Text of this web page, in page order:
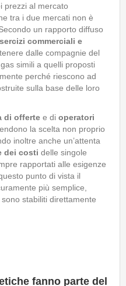
prezzi al mercato
tra i due mercati non è
un rapporto diffuso
commerciali e
dalle compagnie del
simili a quelli proposti
perché riescono ad
sulla base delle loro
di offerte e di operatori
la scelta non proprio
inoltre anche un’attenta
dei costi delle singole
rapportati alle esigenze
punto di vista il
più semplice,
stabiliti direttamente
fanno parte del